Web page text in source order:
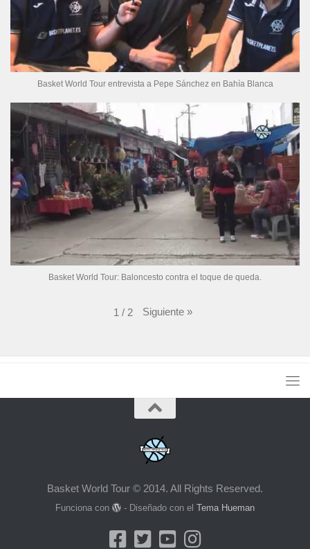
Basket World Tour entrevista a Pepe Sánchez en Bahía Blanca
Basket World Tour: Baloncesto contra el toque de queda.
1 / 2 Siguiente »
Basket World Tour © 2014. All Rights Reserved.
Funciona con - Diseñado con elTema Hueman